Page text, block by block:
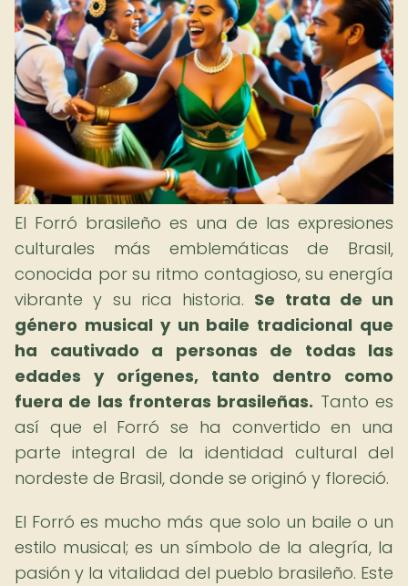
El Forró brasileño es una de las expresiones
culturales más emblemáticas de Brasil,
conocida por su ritmo contagioso, su energía
vibrante y su rica historia. Se trata de un
género musical y un baile tradicional que
ha cautivado a personas de todas las
edades y orígenes, tanto dentro como
fuera de las fronteras brasileñas. Tanto es
así que el Forró se ha convertido en una
parte integral de la identidad cultural del
nordeste de Brasil, donde se originó y floreció.
El Forró es mucho más que solo un baile o un
estilo musical; es un símbolo de la alegría, la
pasión y la vitalidad del pueblo brasileño. Este